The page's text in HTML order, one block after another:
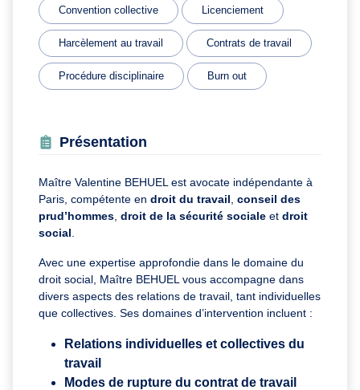
Convention collective Licenciement
Harcèlement au travail Contrats de travail
Procédure disciplinaire Burn out
Présentation
Maître Valentine BEHUEL est avocate indépendante à
Paris, compétente en droit du travail conseil des
prud’hommes droit de la sécurité sociale et droit
social
Avec une expertise approfondie dans le domaine du
droit social, Maître BEHUEL vous accompagne dans
divers aspects des relations de travail, tant individuelles
que collectives. Ses domaines d’intervention incluent :
Relations individuelles et collectives du
travail
Modes de rupture du contrat de travail